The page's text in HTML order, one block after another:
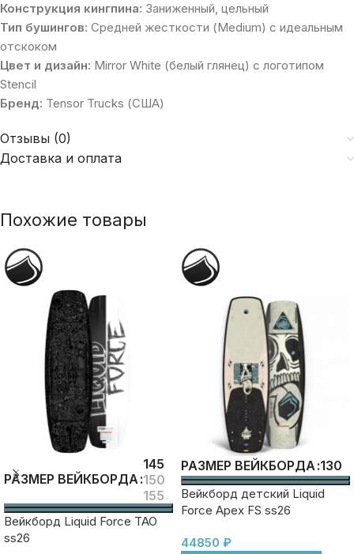
Конструкция кингпина: Заниженный, цельный
Тип бушингов: Средней жесткости (Medium) с идеальным
отскоком
Цвет и дизайн: Mirror White (белый глянец) с логотипом
Stencil
Бренд: Tensor Trucks (США)
Отзывы (0)
Доставка и оплата
Похожие товары
РАЗМЕР ВЕЙКБОРДА
145
150
155
Вейкборд Liquid Force TAO
ss26
РАЗМЕР ВЕЙКБОРДА 130
Вейкборд детский Liquid
Force Apex FS ss26
44850 ₽